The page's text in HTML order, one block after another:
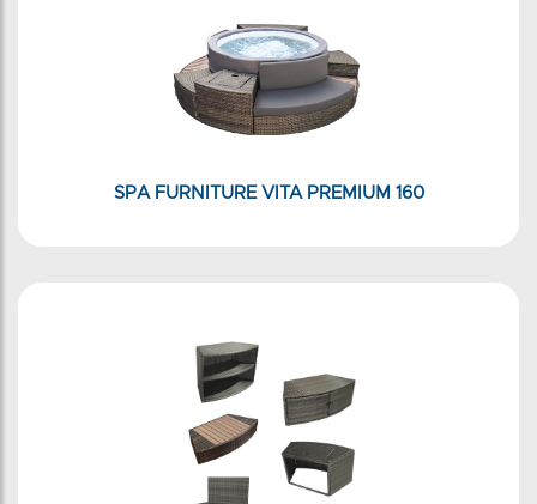
SPA FURNITURE VITA PREMIUM 160